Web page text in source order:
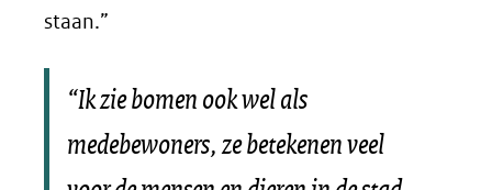
staan.”
“Ik zie bomen ook wel als
medebewoners, ze betekenen veel